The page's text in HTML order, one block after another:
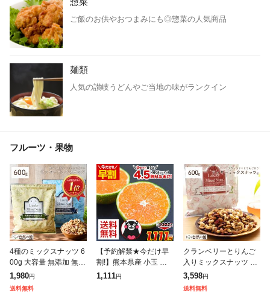
ご飯のお供やおつまみにも◎惣菜の人気商品
麺類
人気の讃岐うどんやご当地の味がランクイン
フルーツ・果物
4種のミックスナッツ 6
00g 大容量 無添加 無塩
有塩選べる ナッツ ラッ
キーミックスナッツ 家
1,980円
送料無料
【予約解禁★今だけ早
割!】熊本県産 小玉 み
かん 送料無料 訳あり
1,111円
クランベリーとりんご
入りミックスナッツ 60
0g 無塩 ナッツ くるみ
カシューナッツ アーモ
3,598円
送料無料